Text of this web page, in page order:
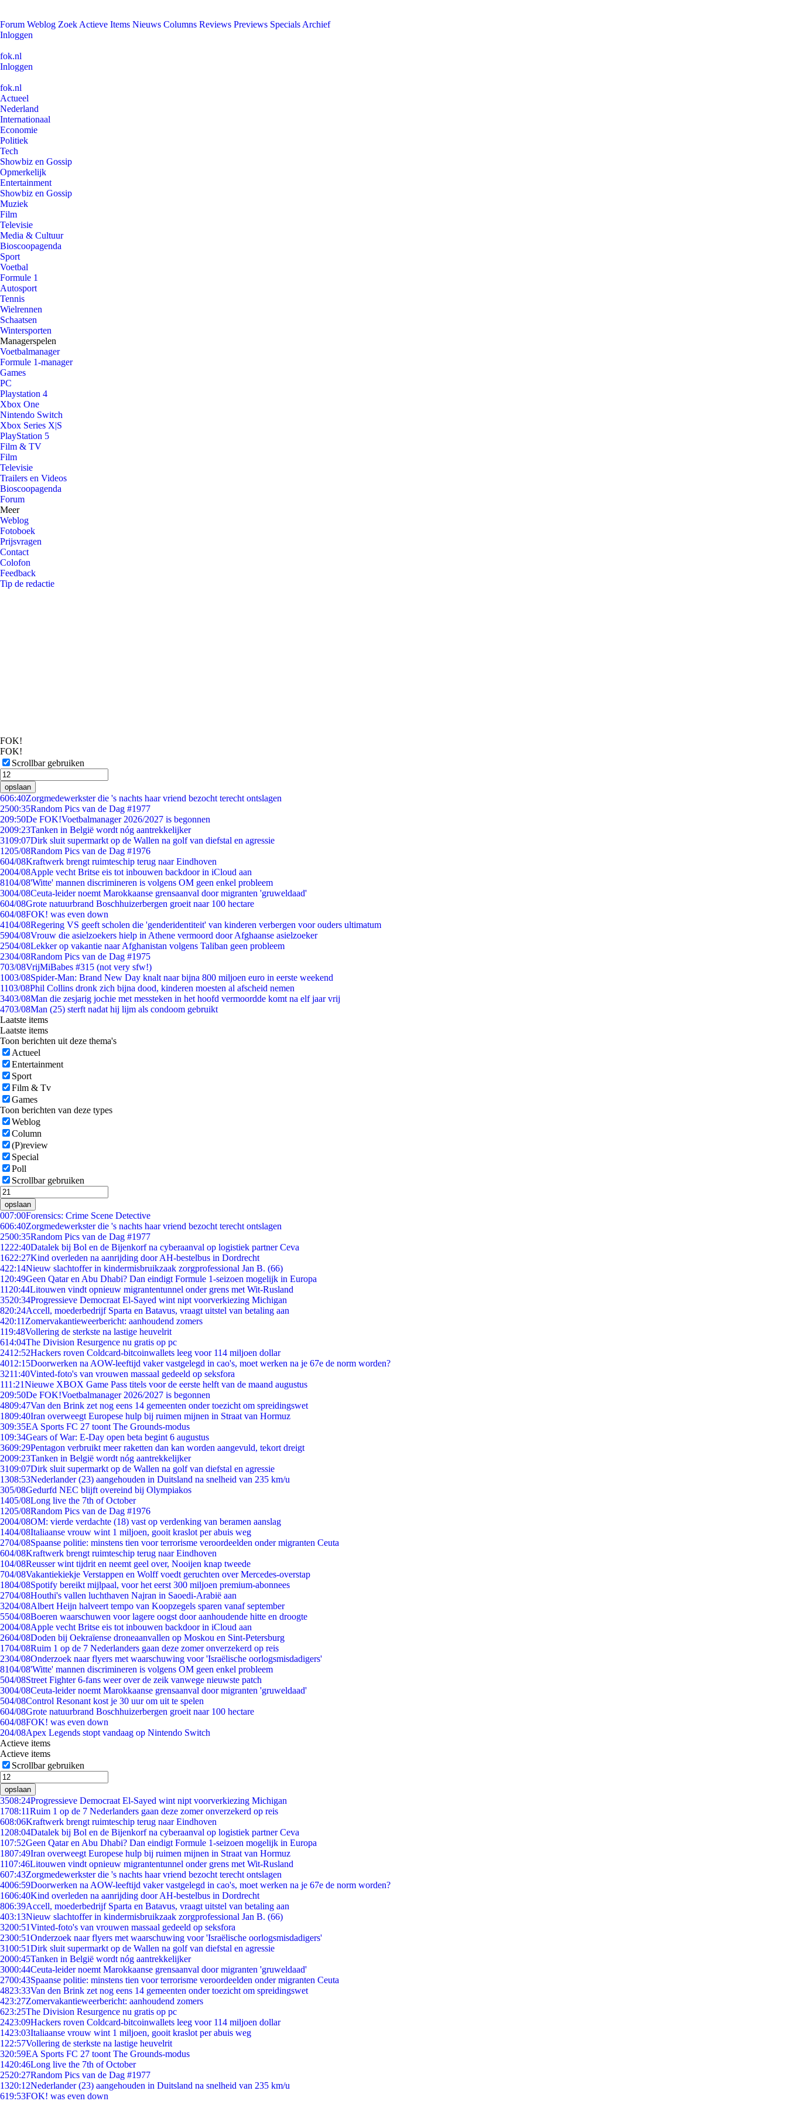
Forum Weblog Zoek Actieve Items Nieuws Columns Reviews Previews Specials Archief
Inloggen
fok.nl
Inloggen
fok.nl
Actueel
Nederland
Internationaal
Economie
Politiek
Tech
Showbiz en Gossip
Opmerkelijk
Entertainment
Showbiz en Gossip
Muziek
Film
Televisie
Media & Cultuur
Bioscoopagenda
Sport
Voetbal
Formule 1
Autosport
Tennis
Wielrennen
Schaatsen
Wintersporten
Managerspelen
Voetbalmanager
Formule 1-manager
Games
PC
Playstation 4
Xbox One
Nintendo Switch
Xbox Series X|S
PlayStation 5
Film & TV
Film
Televisie
Trailers en Videos
Bioscoopagenda
Forum
Meer
Weblog
Fotoboek
Prijsvragen
Contact
Colofon
Feedback
Tip de redactie
FOK!
FOK!
Scrollbar gebruiken
opslaan
606:40Zorgmedewerkster die 's nachts haar vriend bezocht terecht ontslagen
2500:35Random Pics van de Dag #1977
209:50De FOK!Voetbalmanager 2026/2027 is begonnen
2009:23Tanken in België wordt nóg aantrekkelijker
3109:07Dirk sluit supermarkt op de Wallen na golf van diefstal en agressie
1205/08Random Pics van de Dag #1976
604/08Kraftwerk brengt ruimteschip terug naar Eindhoven
2004/08Apple vecht Britse eis tot inbouwen backdoor in iCloud aan
8104/08'Witte' mannen discrimineren is volgens OM geen enkel probleem
3004/08Ceuta-leider noemt Marokkaanse grensaanval door migranten 'gruweldaad'
604/08Grote natuurbrand Boschhuizerbergen groeit naar 100 hectare
604/08FOK! was even down
4104/08Regering VS geeft scholen die 'genderidentiteit' van kinderen verbergen voor ouders ultimatum
5904/08Vrouw die asielzoekers hielp in Athene vermoord door Afghaanse asielzoeker
2504/08Lekker op vakantie naar Afghanistan volgens Taliban geen probleem
2304/08Random Pics van de Dag #1975
703/08VrijMiBabes #315 (not very sfw!)
1003/08Spider-Man: Brand New Day knalt naar bijna 800 miljoen euro in eerste weekend
1103/08Phil Collins dronk zich bijna dood, kinderen moesten al afscheid nemen
3403/08Man die zesjarig jochie met messteken in het hoofd vermoordde komt na elf jaar vrij
4703/08Man (25) sterft nadat hij lijm als condoom gebruikt
Laatste items
Laatste items
Toon berichten uit deze thema's
Actueel
Entertainment
Sport
Film & Tv
Games
Toon berichten van deze types
Weblog
Column
(P)review
Special
Poll
Scrollbar gebruiken
opslaan
007:00Forensics: Crime Scene Detective
606:40Zorgmedewerkster die 's nachts haar vriend bezocht terecht ontslagen
2500:35Random Pics van de Dag #1977
1222:40Datalek bij Bol en de Bijenkorf na cyberaanval op logistiek partner Ceva
1622:27Kind overleden na aanrijding door AH-bestelbus in Dordrecht
422:14Nieuw slachtoffer in kindermisbruikzaak zorgprofessional Jan B. (66)
1 20:49Geen Qatar en Abu Dhabi? Dan eindigt Formule 1-seizoen mogelijk in Europa
11 20:44Litouwen vindt opnieuw migrantentunnel onder grens met Wit-Rusland
3520:34Progressieve Democraat El-Sayed wint nipt voorverkiezing Michigan
820:24Accell, moederbedrijf Sparta en Batavus, vraagt uitstel van betaling aan
420:11 Zomervakantieweerbericht: aanhoudend zomers
119:48Vollering de sterkste na lastige heuvelrit
614:04The Division Resurgence nu gratis op pc
2412:52Hackers roven Coldcard-bitcoinwallets leeg voor 114 miljoen dollar
4012:15Doorwerken na AOW-leeftijd vaker vastgelegd in cao's, moet werken na je 67e de norm worden?
3211:40Vinted-foto's van vrouwen massaal gedeeld op seksfora
111:21Nieuwe XBOX Game Pass titels voor de eerste helft van de maand augustus
209:50De FOK!Voetbalmanager 2026/2027 is begonnen
4809:47Van den Brink zet nog eens 14 gemeenten onder toezicht om spreidingswet
1809:40Iran overweegt Europese hulp bij ruimen mijnen in Straat van Hormuz
309:35EA Sports FC 27 toont The Grounds-modus
109:34Gears of War: E-Day open beta begint 6 augustus
3609:29Pentagon verbruikt meer raketten dan kan worden aangevuld, tekort dreigt
2009:23Tanken in België wordt nóg aantrekkelijker
3109:07Dirk sluit supermarkt op de Wallen na golf van diefstal en agressie
1308:53Nederlander (23) aangehouden in Duitsland na snelheid van 235 km/u
305/08Gedurfd NEC blijft overeind bij Olympiakos
1405/08Long live the 7th of October
1205/08Random Pics van de Dag #1976
2004/08OM: vierde verdachte (18) vast op verdenking van beramen aanslag
1404/08Italiaanse vrouw wint 1 miljoen, gooit kraslot per abuis weg
2704/08Spaanse politie: minstens tien voor terrorisme veroordeelden onder migranten Ceuta
604/08Kraftwerk brengt ruimteschip terug naar Eindhoven
104/08Reusser wint tijdrit en neemt geel over, Nooijen knap tweede
704/08Vakantiekiekje Verstappen en Wolff voedt geruchten over Mercedes-overstap
1804/08Spotify bereikt mijlpaal, voor het eerst 300 miljoen premium-abonnees
2704/08Houthi's vallen luchthaven Najran in Saoedi-Arabië aan
3204/08Albert Heijn halveert tempo van Koopzegels sparen vanaf september
5504/08Boeren waarschuwen voor lagere oogst door aanhoudende hitte en droogte
2004/08Apple vecht Britse eis tot inbouwen backdoor in iCloud aan
2604/08Doden bij Oekraïense droneaanvallen op Moskou en Sint-Petersburg
1704/08Ruim 1 op de 7 Nederlanders gaan deze zomer onverzekerd op reis
2304/08Onderzoek naar flyers met waarschuwing voor 'Israëlische oorlogsmisdadigers'
8104/08'Witte' mannen discrimineren is volgens OM geen enkel probleem
504/08Street Fighter 6-fans weer over de zeik vanwege nieuwste patch
3004/08Ceuta-leider noemt Marokkaanse grensaanval door migranten 'gruweldaad'
504/08Control Resonant kost je 30 uur om uit te spelen
604/08Grote natuurbrand Boschhuizerbergen groeit naar 100 hectare
604/08FOK! was even down
204/08Apex Legends stopt vandaag op Nintendo Switch
Actieve items
Actieve items
Scrollbar gebruiken
opslaan
3508:24Progressieve Democraat El-Sayed wint nipt voorverkiezing Michigan
1708:11Ruim 1 op de 7 Nederlanders gaan deze zomer onverzekerd op reis
608:06Kraftwerk brengt ruimteschip terug naar Eindhoven
1208:04Datalek bij Bol en de Bijenkorf na cyberaanval op logistiek partner Ceva
107:52Geen Qatar en Abu Dhabi? Dan eindigt Formule 1-seizoen mogelijk in Europa
1807:49Iran overweegt Europese hulp bij ruimen mijnen in Straat van Hormuz
1107:46Litouwen vindt opnieuw migrantentunnel onder grens met Wit-Rusland
607:43Zorgmedewerkster die 's nachts haar vriend bezocht terecht ontslagen
4006:59Doorwerken na AOW-leeftijd vaker vastgelegd in cao's, moet werken na je 67e de norm worden?
1606:40Kind overleden na aanrijding door AH-bestelbus in Dordrecht
806:39Accell, moederbedrijf Sparta en Batavus, vraagt uitstel van betaling aan
403:13Nieuw slachtoffer in kindermisbruikzaak zorgprofessional Jan B. (66)
3200:51Vinted-foto's van vrouwen massaal gedeeld op seksfora
2300:51Onderzoek naar flyers met waarschuwing voor 'Israëlische oorlogsmisdadigers'
3100:51Dirk sluit supermarkt op de Wallen na golf van diefstal en agressie
2000:45Tanken in België wordt nóg aantrekkelijker
3000:44Ceuta-leider noemt Marokkaanse grensaanval door migranten 'gruweldaad'
2700:43Spaanse politie: minstens tien voor terrorisme veroordeelden onder migranten Ceuta
4823:33Van den Brink zet nog eens 14 gemeenten onder toezicht om spreidingswet
423:27Zomervakantieweerbericht: aanhoudend zomers
623:25The Division Resurgence nu gratis op pc
2423:09Hackers roven Coldcard-bitcoinwallets leeg voor 114 miljoen dollar
1423:03Italiaanse vrouw wint 1 miljoen, gooit kraslot per abuis weg
1 22:57Vollering de sterkste na lastige heuvelrit
320:59EA Sports FC 27 toont The Grounds-modus
1420:46Long live the 7th of October
2520:27Random Pics van de Dag #1977
1320:12Nederlander (23) aangehouden in Duitsland na snelheid van 235 km/u
619:53FOK! was even down